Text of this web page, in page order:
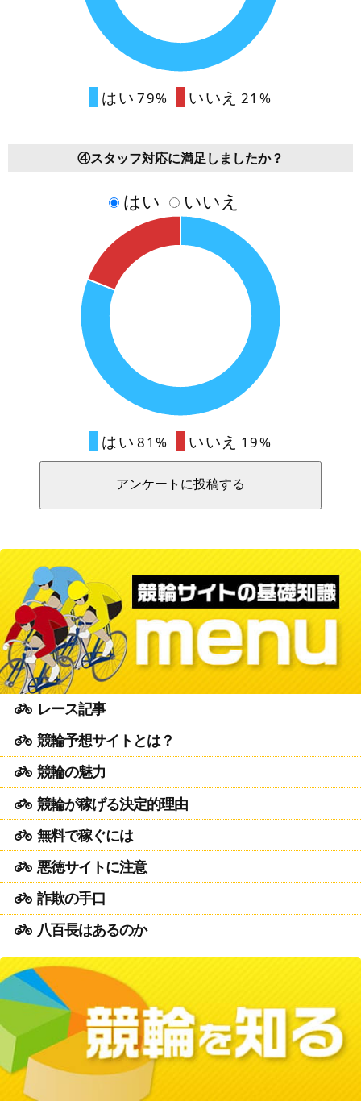
はい 79% いいえ 21%
④スタッフ対応に満足しましたか？
はい いいえ
はい 81% いいえ 19%
レース記事
競輪予想サイトとは？
競輪の魅力
競輪が稼げる決定的理由
無料で稼ぐには
悪徳サイトに注意
詐欺の手口
八百長はあるのか